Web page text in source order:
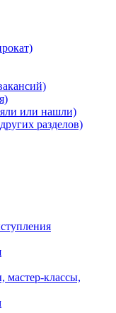
или нашли)
разделов)
мастер-классы,